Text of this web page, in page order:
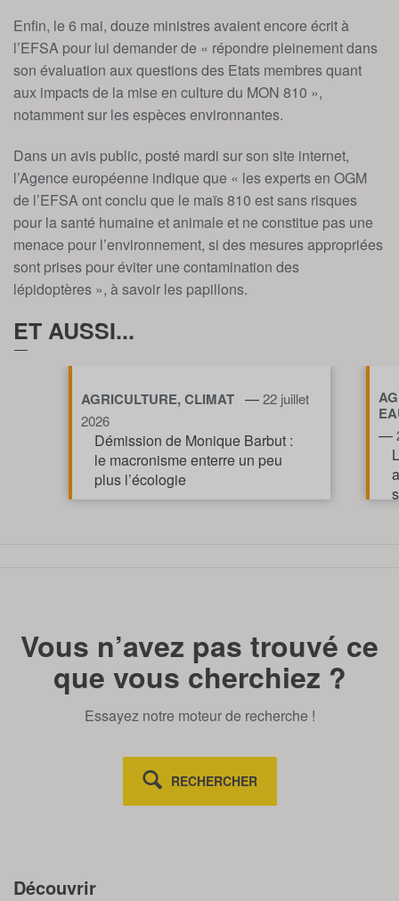
Enfin, le 6 mai, douze ministres avaient encore écrit à
l’EFSA pour lui demander de « répondre pleinement dans
son évaluation aux questions des Etats membres quant
aux impacts de la mise en culture du MON 810 »,
notamment sur les espèces environnantes.
Dans un avis public, posté mardi sur son site internet,
l’Agence européenne indique que « les experts en OGM
de l’EFSA ont conclu que le maïs 810 est sans risques
pour la santé humaine et animale et ne constitue pas une
menace pour l’environnement, si des mesures appropriées
sont prises pour éviter une contamination des
lépidoptères », à savoir les papillons.
ET AUSSI...
AGRICULTURE, CLIMAT —22 juillet
2026
Démission de Monique Barbut :
le macronisme enterre un peu
plus l’écologie
—
Vous n’avez pas trouvé ce
que vous cherchiez ?
Essayez notre moteur de recherche !
RECHERCHER
Découvrir